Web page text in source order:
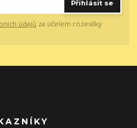
Přihlásit se
údajů za účelem rozesílky